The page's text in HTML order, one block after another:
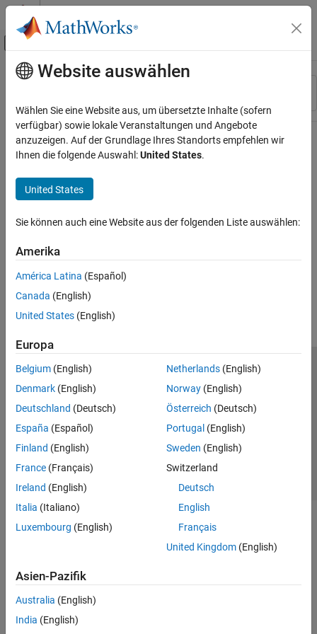
Weiter zum Inhalt
Umschaltung für Off-Canvas-
Ressource
Hauptinhalt
Website auswählen
Wählen Sie eine Website aus, um übersetzte Inhalte (sofern
verfügbar) sowie lokale Veranstaltungen und Angebote
anzuzeigen. Auf der Grundlage Ihres Standorts empfehlen wir
Ihnen die folgende Auswahl:United States.
United States
Sie können auch eine Website aus der folgenden Liste auswählen:
Amerika
América Latina (Español)
Canada (English)
United States (English)
Europa
Belgium (English)
Denmark (English)
Deutschland (Deutsch)
España (Español)
Finland (English)
France (Français)
Ireland (English)
Italia (Italiano)
Luxembourg (English)
Netherlands(English)
Norway(English)
Österreich (Deutsch)
Portugal (English)
Sweden (English)
Switzerland
Deutsch
English
Français
United Kingdom(English)
Asien-Pazifik
Australia (English)
India (English)
Trust Center
Datenschutz-Richtlinien
Datendiebstahl verhindern
Status von Anwendungen
© 1994-2026 The MathWorks, Inc.
Website auswählen
Deutschland